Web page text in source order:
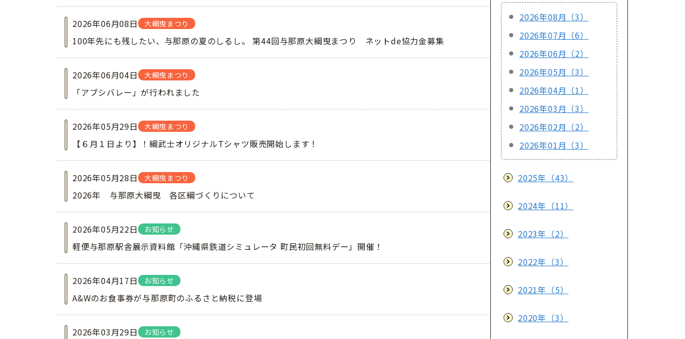
2026年06月08日 大綱曳まつり
100年先にも残したい、与那原の夏のしるし。 第44回与那原大綱曳まつり ネットde協力金募集
2026年06月04日 大綱曳まつり
「アブシバレー」が行われました
2026年05月29日 大綱曳まつり
【６月１日より】！綱武士オリジナルTシャツ販売開始します！
2026年05月28日 大綱曳まつり
2026年 与那原大綱曳 各区綱づくりについて
2026年05月22日 お知らせ
軽便与那原駅舎展示資料館「沖縄県鉄道シミュレータ 町民初回無料デー」開催！
2026年04月17日 お知らせ
A&Wのお食事券が与那原町のふるさと納税に登場
2026年03月29日 お知らせ
2026年08月（3）
2026年07月（6）
2026年06月（2）
2026年05月（3）
2026年04月（1）
2026年03月（3）
2026年02月（2）
2026年01月（3）
2025年（43）
2024年（11）
2023年（2）
2022年（3）
2021年（5）
2020年（3）